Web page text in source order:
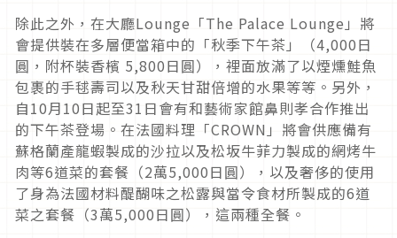
除此之外，在大廳Lounge「The Palace Lounge」將
會提供裝在多層便當箱中的「秋季下午茶」（4,000日
圓，附杯裝香檳 5,800日圓），裡面放滿了以煙燻鮭魚
包裹的手毬壽司以及秋天甘甜倍增的水果等等。另外，
自10月10日起至31日會有和藝術家館鼻則孝合作推出
的下午茶登場。在法國料理「CROWN」將會供應備有
蘇格蘭產龍蝦製成的沙拉以及松坂牛菲力製成的網烤牛
肉等6道菜的套餐（2萬5,000日圓），以及奢侈的使用
了身為法國材料醍醐味之松露與當令食材所製成的6道
菜之套餐（3萬5,000日圓），這兩種全餐。